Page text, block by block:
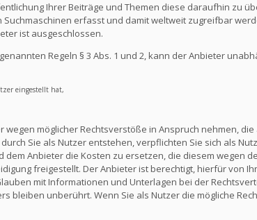
Ihrer Beiträge und Themen diese daraufhin zu
erfasst und damit weltweit zugreifbar
ist ausgeschlossen.
Regeln § 3 Abs. 1 und 2, kann der Anbieter
eingestellt hat,
möglicher Rechtsverstöße in Anspruch nehmen,
Sie als Nutzer entstehen, verpflichten Sie sich als
Anbieter die Kosten zu ersetzen, die diesem wegen
freigestellt. Der Anbieter ist berechtigt, hierfür von
mit Informationen und Unterlagen bei der
bleiben unberührt. Wenn Sie als Nutzer die mögliche